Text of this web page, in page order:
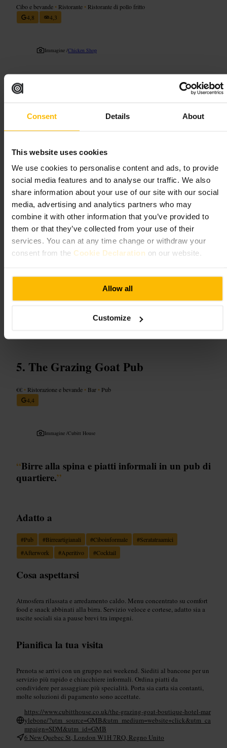
Consent Details About
This website uses cookies
We use cookies to personalise content and ads, to provide
social media features and to analyse our traffic. We also
share information about your use of our site with our social
media, advertising and analytics partners who may
combine it with other information that you’ve provided to
them or that they’ve collected from your use of their
services. You can at any time change or withdraw your
consent from the Cookie Declaration on our website.
Allow all
Customize
Cibo e bevande • Ristorante • Ristorante di pollo fritto
4,8
4,3
Immagine /Chicken Shop
“Pollo fritto semplice, sapore deciso.
Adatto a
Cosa aspettarsi
Menù focalizzato sul pollo fritto in diverse preparazioni, contorni
classici come patatine e insalata e bevande sia analcoliche sia
alcoliche. Si ordina al banco, il ritmo è rapido e i piatti arrivano caldi.
Posti a sedere limitati, molte persone scelgono il da-asporto.
Pianifica la tua visita
Vai senza grandi aspettative: ordina al banco e scegli tra piatto singolo
o porzione da condividere. Se sei in gruppo, conviene arrivare fuori
dalle ore di punta. Porta con te una giacca leggera per mangiare
https://chickenshop.com/?utm_source=gmb&utm_medium=Yext
The Grazing Goat Pub
€€• Ristorazione e bevande • Bar • Pub
4,4
Immagine /Cubitt House
“Birre alla spina e piatti informali in un pub di
quartiere.”
Adatto a
#Pub #Birreartigianali #Ciboinformale #Seratatraamici
#Afterwork #Aperitivo #Cocktail
Cosa aspettarsi
Atmosfera rilassata e arredamento caldo. Menu concentrato su comfort
food e snack abbinati alla birra. Servizio veloce e cortese, adatto sia a
uscite sociali sia a pause brevi tra impegni.
Pianifica la tua visita
Prenota se arrivi con un gruppo nei weekend. Siediti al bancone per un
servizio più rapido e chiacchiere informali. Ordina piatti da
condividere per assaggiare più specialità. Porta sia carta sia contanti,
molte soluzioni di pagamento sono accettate.
https://www.cubitthouse.co.uk/the-grazing-goat-boutique-hotel-mar
ylebone/?utm_source=GMB&utm_medium=website+click&utm_ca
mpaign=SDM&utm_id=GMB
6 New Quebec St, London W1H 7RQ, Regno Unito